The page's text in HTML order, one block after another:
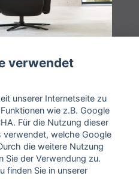
verwendet
unserer Internetseite zu
wie z.B. Google
Für die Nutzung dieser
verwendet, welche Google
die weitere Nutzung
Sie der Verwendung zu.
finden Sie in unserer